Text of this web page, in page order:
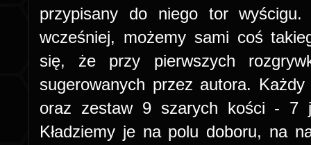
przypisany do niego tor wyścigu.
wcześniej, możemy sami coś
się, że przy pierwszych
sugerowanych przez autora.
oraz zestaw 9 szarych kości - 7
Kładziemy je na polu doboru, na